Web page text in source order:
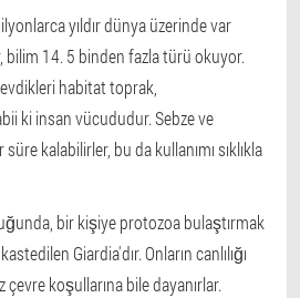
yıldır dünya üzerinde var
14. 5 binden fazla türü okuyor.
habitat toprak,
ki insan vücududur. Sebze ve
kalabilirler, bu da kullanımı sıklıkla
bir kişiye protozoa bulaştırmak
Giardia'dır. Onların canlılığı
çevre koşullarına bile dayanırlar.